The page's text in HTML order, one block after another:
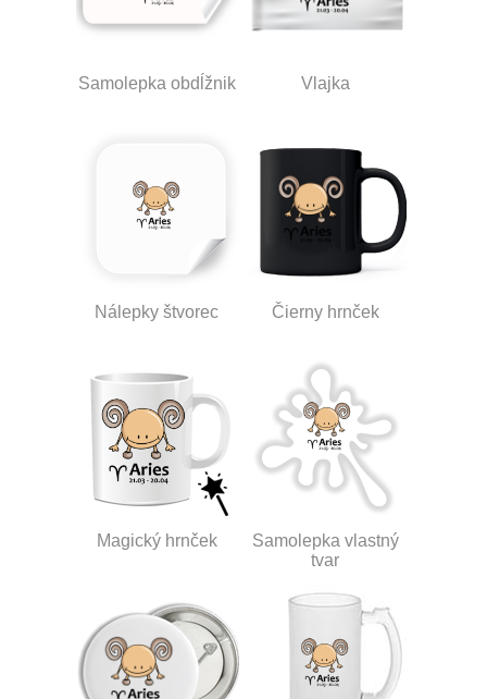
Samolepka obdĺžnik Vlajka
Nálepky štvorec Čierny hrnček
Magický hrnček
Samolepka vlastný
tvar